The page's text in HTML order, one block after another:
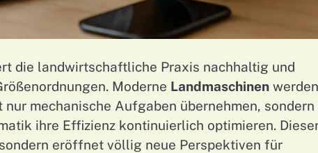
die landwirtschaftliche Praxis nachhaltig und
Moderne Landmaschinen werden
mechanische Aufgaben übernehmen, sondern
ihre Effizienz kontinuierlich optimieren.
eröffnet völlig neue Perspektiven für